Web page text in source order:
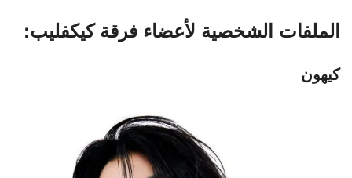
الملفات الشخصية لأعضاء فرقة كيكفليب:
كيهون